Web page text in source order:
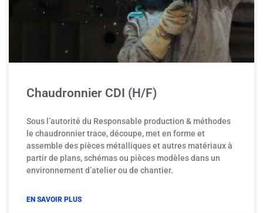
Chaudronnier CDI (H/F)
Sous l’autorité du Responsable production & méthodes
le chaudronnier trace, découpe, met en forme et
assemble des pièces métalliques et autres matériaux à
partir de plans, schémas ou pièces modèles dans un
environnement d’atelier ou de chantier.
EN SAVOIR PLUS